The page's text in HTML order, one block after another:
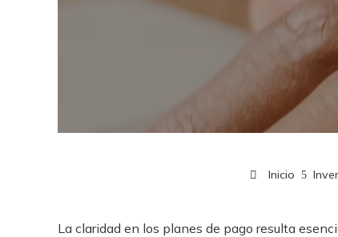
Inicio
La claridad en los planes de pago resulta